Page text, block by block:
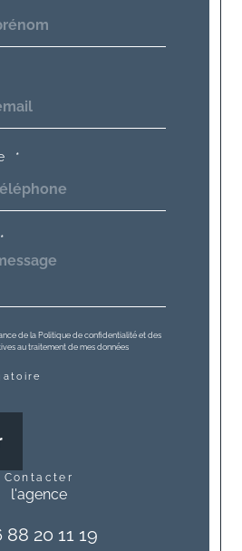
*
de la Politique de confidentialité et des
au traitement de mes données
contacter
l'agence
88 20 11 19